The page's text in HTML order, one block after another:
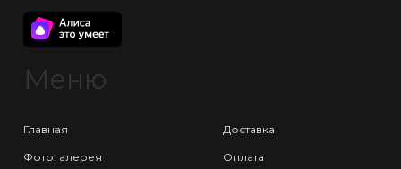
Меню
Главная
Фотогалерея
Доставка
Оплата